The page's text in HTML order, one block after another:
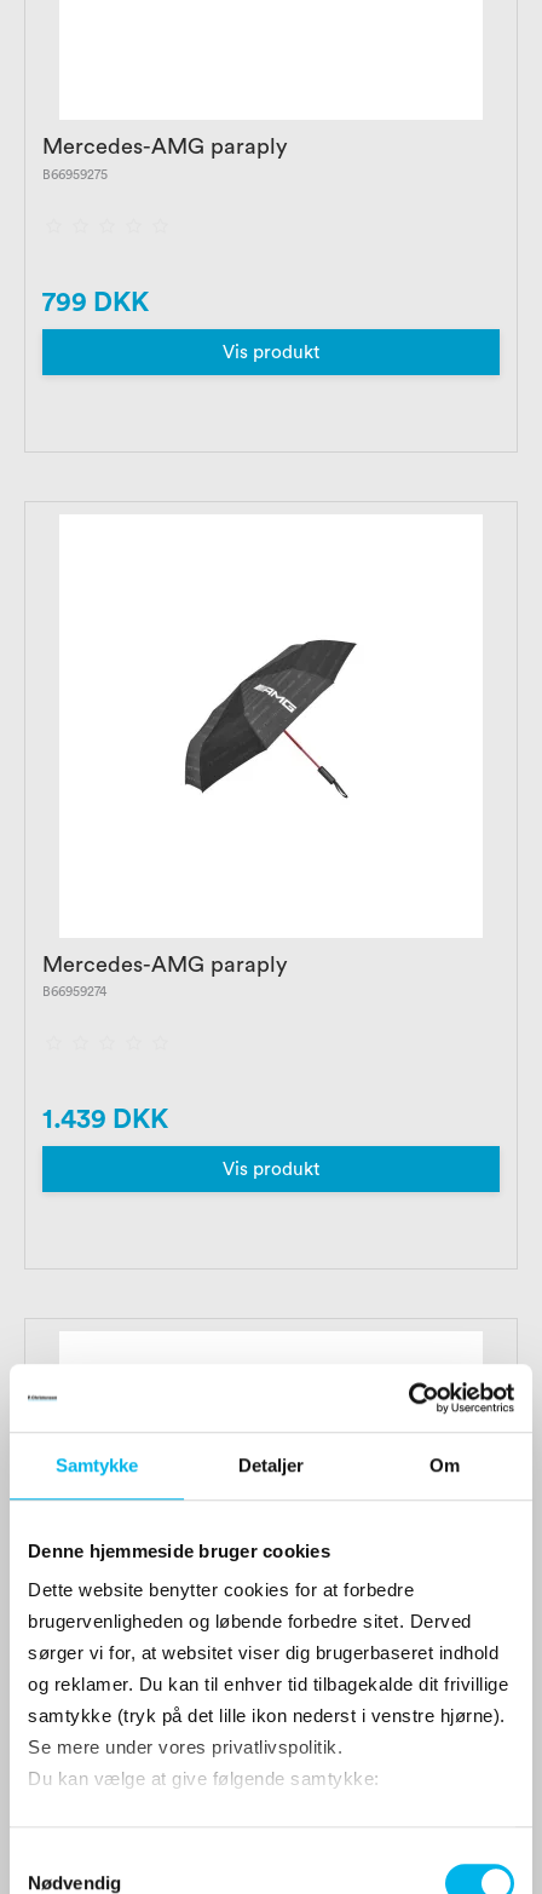
Samtykke Detaljer Om
Denne hjemmeside bruger cookies
Dette website benytter cookies for at forbedre
brugervenligheden og løbende forbedre sitet. Derved
sørger vi for, at websitet viser dig brugerbaseret indhold
og reklamer. Du kan til enhver tid tilbagekalde dit frivillige
samtykke (tryk på det lille ikon nederst i venstre hjørne).
Se mere under vores privatlivspolitik.
Du kan vælge at give følgende samtykke:
Nødvendig
Mercedes-AMG paraply
B66959275
799 DKK
Vis produkt
Mercedes-AMG paraply
B66959274
1.439 DKK
Vis produkt
Mercedes-AMG paraply